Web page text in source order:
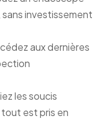
investissement
aux dernières
les soucis
est pris en